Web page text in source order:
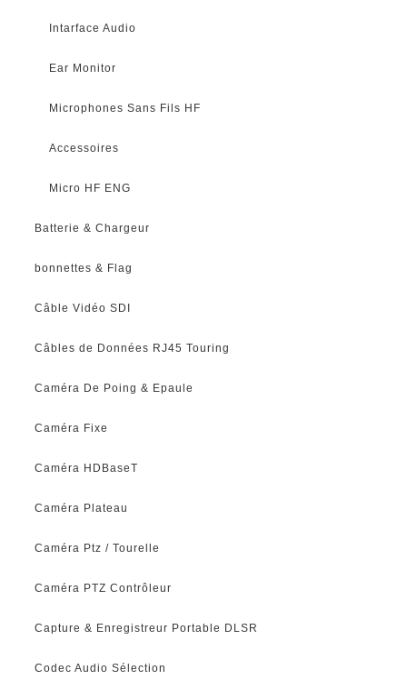
Intarface Audio
Ear Monitor
Microphones Sans Fils HF
Accessoires
Micro HF ENG
Batterie & Chargeur
bonnettes & Flag
Câble Vidéo SDI
Câbles de Données RJ45 Touring
Caméra De Poing & Epaule
Caméra Fixe
Caméra HDBaseT
Caméra Plateau
Caméra Ptz / Tourelle
Caméra PTZ Contrôleur
Capture & Enregistreur Portable DLSR
Codec Audio Sélection